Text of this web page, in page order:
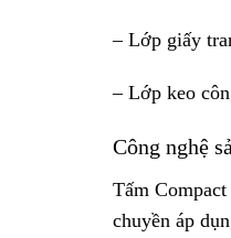
– Lớp giấy
– Lớp keo
Công nghệ
Tấm
chuyền áp